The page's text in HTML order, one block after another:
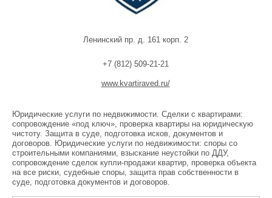
Ленинский пр. д. 161 корп. 2
+7 (812) 509-21-21
www.kvartiraved.ru/
Юридические услуги по недвижимости. Сделки с квартирами:
сопровождение «под ключ», проверка квартиры на юридическую
чистоту. Защита в суде, подготовка исков, документов и
договоров. Юридические услуги по недвижимости: споры со
строительными компаниями, взыскание неустойки по ДДУ,
сопровождение сделок купли-продажи квартир, проверка объекта
на все риски, судебные споры, защита прав собственности в
суде, подготовка документов и договоров.